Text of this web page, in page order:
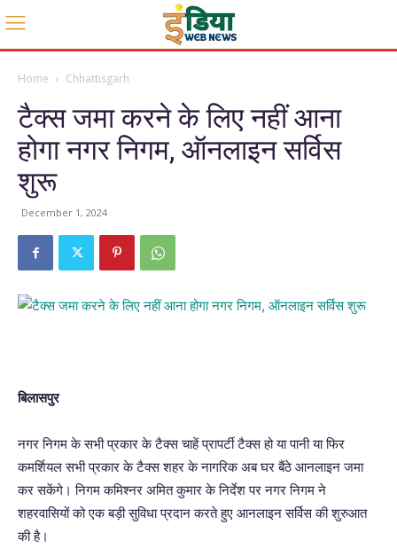
Home Chhattisgarh
टैक्स जमा करने के लिए नहीं आना
होगा नगर निगम, ऑनलाइन सर्विस
शुरू
December 1, 2024
बिलासपुर
नगर निगम के सभी प्रकार के टैक्स चाहें प्रापर्टी टैक्स हो या पानी या फिर
कमर्शियल सभी प्रकार के टैक्स शहर के नागरिक अब घर बैंठे आनलाइन जमा
कर सकेंगे। निगम कमिश्नर अमित कुमार के निर्देश पर नगर निगम ने
शहरवासियों को एक बड़ी सुविधा प्रदान करते हुए आनलाइन सर्विस की शुरुआत
की है।